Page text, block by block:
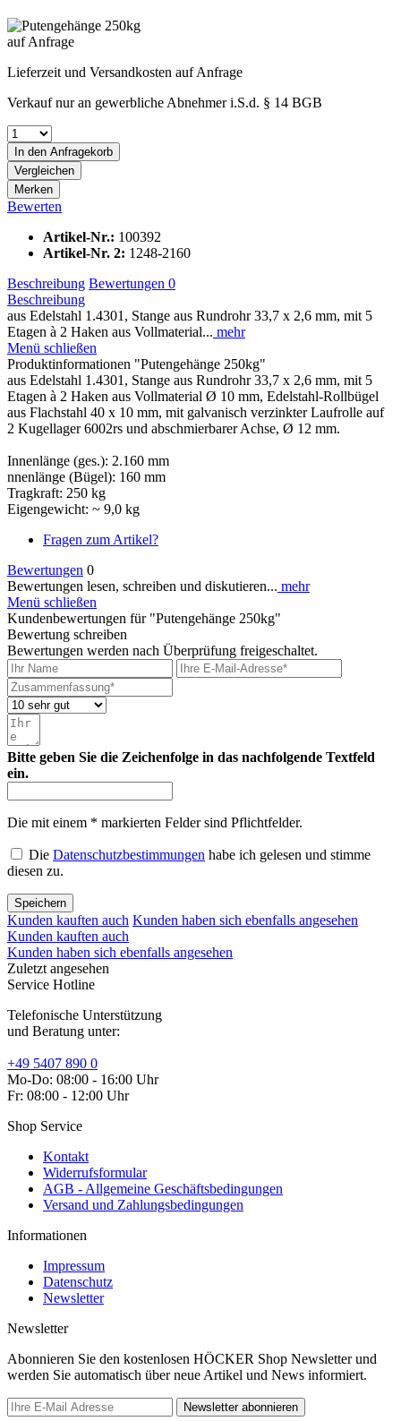
auf Anfrage
Lieferzeit und Versandkosten auf Anfrage
Verkauf nur an gewerbliche Abnehmer i.S.d. § 14 BGB
In den Anfragekorb
Vergleichen
Merken
Bewerten
Artikel-Nr.: 100392
Artikel-Nr. 2: 1248-2160
Beschreibung Bewertungen 0
Beschreibung
aus Edelstahl 1.4301, Stange aus Rundrohr 33,7 x 2,6 mm, mit 5
Etagen à 2 Haken aus Vollmaterial... mehr
Menü schließen
Produktinformationen "Putengehänge 250kg"
aus Edelstahl 1.4301, Stange aus Rundrohr 33,7 x 2,6 mm, mit 5
Etagen à 2 Haken aus Vollmaterial Ø 10 mm, Edelstahl-Rollbügel
aus Flachstahl 40 x 10 mm, mit galvanisch verzinkter Laufrolle auf
2 Kugellager 6002rs und abschmierbarer Achse, Ø 12 mm.
Innenlänge (ges.): 2.160 mm
nnenlänge (Bügel): 160 mm
Tragkraft: 250 kg
Eigengewicht: ~ 9,0 kg
Fragen zum Artikel?
Bewertungen 0
Bewertungen lesen, schreiben und diskutieren... mehr
Menü schließen
Kundenbewertungen für "Putengehänge 250kg"
Bewertung schreiben
Bewertungen werden nach Überprüfung freigeschaltet.
Bitte geben Sie die Zeichenfolge in das nachfolgende Textfeld
ein.
Die mit einem * markierten Felder sind Pflichtfelder.
Die Datenschutzbestimmungen habe ich gelesen und stimme
diesen zu.
Speichern
Kunden kauften auch Kunden haben sich ebenfalls angesehen
Kunden kauften auch
Kunden haben sich ebenfalls angesehen
Zuletzt angesehen
Service Hotline
Telefonische Unterstützung
und Beratung unter:
+49 5407 890 0
Mo-Do: 08:00 - 16:00 Uhr
Fr: 08:00 - 12:00 Uhr
Shop Service
Kontakt
Widerrufsformular
AGB - Allgemeine Geschäftsbedingungen
Versand und Zahlungsbedingungen
Informationen
Impressum
Datenschutz
Newsletter
Newsletter
Abonnieren Sie den kostenlosen HÖCKER Shop Newsletter und
werden Sie automatisch über neue Artikel und News informiert.
Newsletter abonnieren